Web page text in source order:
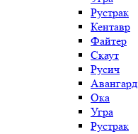
Рустрак
Кентавр
Файтер
Скаут
Русич
Авангард
Ока
Угра
Рустрак